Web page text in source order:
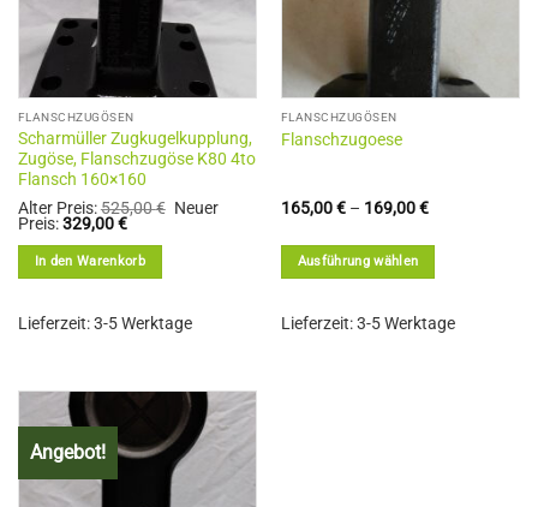
FLANSCHZUGÖSEN
Scharmüller Zugkugelkupplung,
Zugöse, Flanschzugöse K80 4to
Flansch 160×160
Alter Preis:525,00€ Ursprünglicher
Neuer
Preis: 329,00€Aktueller
ist:
329,00 €.
In den Warenkorb
Lieferzeit:3-5 Werktage
FLANSCHZUGÖSEN
Flanschzugoese
165,00€– 169,00€
Ausführung wählen
Produkt
Lieferzeit:3-5 Werktage
Angebot!